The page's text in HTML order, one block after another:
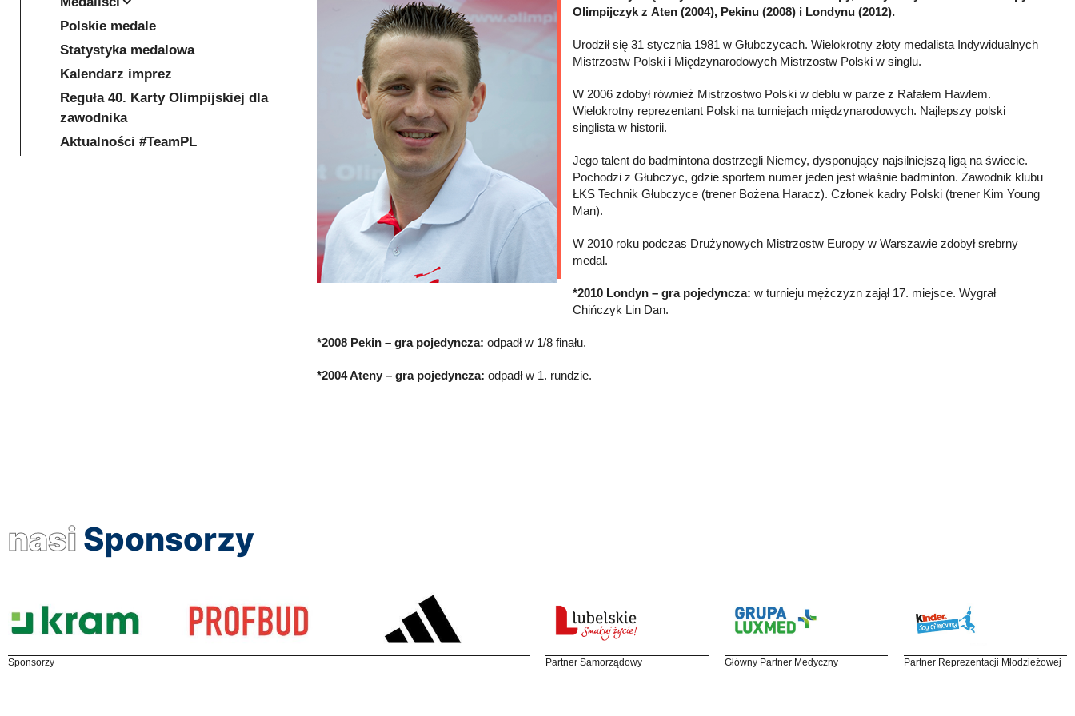
Olimpijczyk z Aten (2004), Pekinu (2008) i Londynu (2012).
Urodził się 31 stycznia 1981 w Głubczycach. Wielokrotny złoty medalista Indywidualnych
Mistrzostw Polski i Międzynarodowych Mistrzostw Polski w singlu.
W 2006 zdobył również Mistrzostwo Polski w deblu w parze z Rafałem Hawlem.
Wielokrotny reprezentant Polski na turniejach międzynarodowych. Najlepszy polski
singlista w historii.
Jego talent do badmintona dostrzegli Niemcy, dysponujący najsilniejszą ligą na świecie.
Pochodzi z Głubczyc, gdzie sportem numer jeden jest właśnie badminton. Zawodnik klubu
ŁKS Technik Głubczyce (trener Bożena Haracz). Członek kadry Polski (trener Kim Young
Man).
W 2010 roku podczas Drużynowych Mistrzostw Europy w Warszawie zdobył srebrny
medal.
*2010 Londyn – gra pojedyncza: w turnieju mężczyzn zajął 17. miejsce. Wygrał
Chińczyk Lin Dan.
*2008 Pekin – gra pojedyncza: odpadł w 1/8 finału.
*2004 Ateny – gra pojedyncza: odpadł w 1. rundzie.
Polskie medale
Statystyka medalowa
Kalendarz imprez
Reguła 40. Karty Olimpijskiej dla
zawodnika
Aktualności #TeamPL
nasi Sponsorzy
Sponsorzy Partner Samorządowy Główny Partner Medyczny Partner Reprezentacji Młodzieżowej